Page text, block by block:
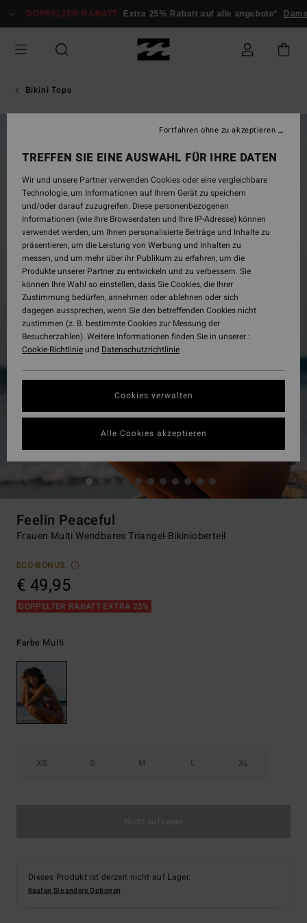
zur
springen
DOPPELTER RABATT Extra 25% Rabatt auf alle angebote* Damen
Bikini Tops
Feelin Peaceful
Frauen Multi Wendbares Triangel-Bikinioberteil
ECO-BONUS
€ 49,95
DOPPELTER RABATT EXTRA 25%
Farbe Multi
XS S M L XL
Dieses Produkt ist derzeit nicht auf Lager.
Kaufen Sie andere Optionen
TREFFEN SIE EINE AUSWAHL FÜR IHRE DATEN
Wir und unsere Partner verwenden Cookies oder eine vergleichbare
Technologie, um Informationen auf Ihrem Gerät zu speichern
und/oder darauf zuzugreifen. Diese personenbezogenen
Informationen (wie Ihre Browserdaten und Ihre IP-Adresse) können
verwendet werden, um Ihnen personalisierte Beiträge und Inhalte zu
präsentieren, um die Leistung von Werbung und Inhalten zu
messen, und um mehr über ihr Publikum zu erfahren, um die
Produkte unserer Partner zu entwickeln und zu verbessern. Sie
können Ihre Wahl so einstellen, dass Sie Cookies, die Ihrer
Zustimmung bedürfen, annehmen oder ablehnen oder sich
dagegen aussprechen, wenn Sie den betreffenden Cookies nicht
zustimmen (z. B. bestimmte Cookies zur Messung der
Besucherzahlen). Weitere Informationen finden Sie in unserer :
Cookie-Richtlinieund Datenschutzrichtlinie
Cookies verwalten
Fortfahren ohne zu akzeptieren
Alle Cookies akzeptieren